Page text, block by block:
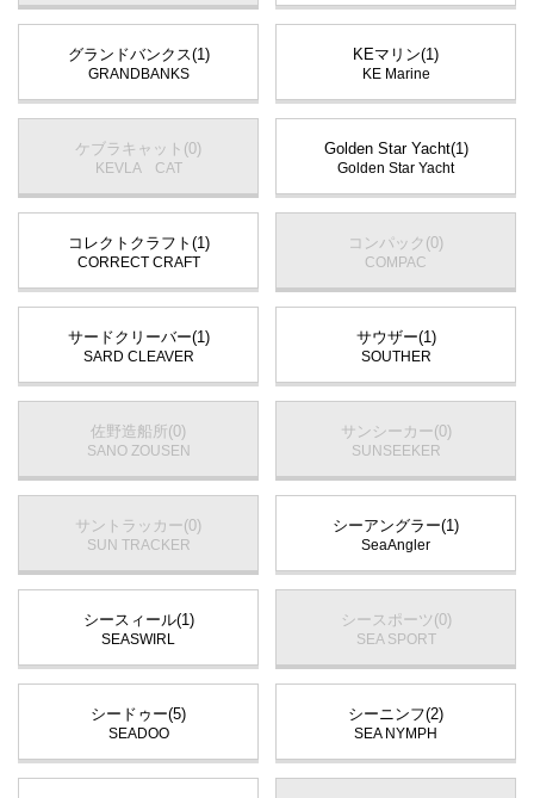
グランドバンクス(1)
GRANDBANKS
KEマリン(1)
KE Marine
ケブラキャット(0)
KEVLA CAT
Golden Star Yacht(1)
Golden Star Yacht
コレクトクラフト(1)
CORRECT CRAFT
コンパック(0)
COMPAC
サードクリーバー(1)
SARD CLEAVER
サウザー(1)
SOUTHER
佐野造船所(0)
SANO ZOUSEN
サンシーカー(0)
SUNSEEKER
サントラッカー(0)
SUN TRACKER
シーアングラー(1)
SeaAngler
シースィール(1)
SEASWIRL
シースポーツ(0)
SEA SPORT
シードゥー(5)
SEADOO
シーニンフ(2)
SEA NYMPH